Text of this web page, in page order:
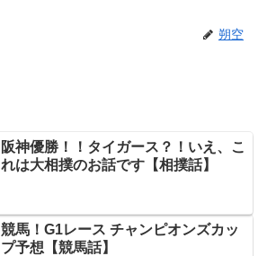
朔空
阪神優勝！！タイガース？！いえ、こ
れは大相撲のお話です【相撲話】
競馬！G1レース チャンピオンズカッ
プ予想【競馬話】